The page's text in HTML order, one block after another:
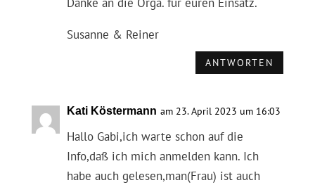
Danke an die Orga. für euren Einsatz.
Susanne & Reiner
ANTWORTEN
Kati Köstermann am 23. April 2023 um 16:03
Hallo Gabi,ich warte schon auf die
Info,daß ich mich anmelden kann. Ich
habe auch gelesen,man(Frau) ist auch